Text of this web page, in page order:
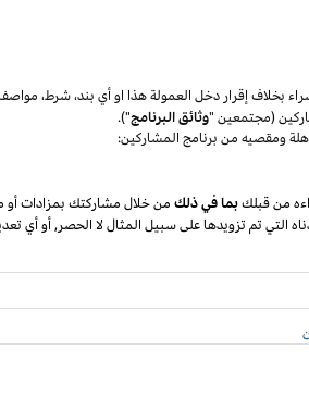
بخلاف إقرار دخل العمولة هذا او أي بند،شرط،
(مجتمعين "وثائق البرنامج").
ومقصيه من برنامج المشاركين:
من قبلكبما في ذلك من خلال مشاركتك بمزادات أو
التي تم تزويدها على سبيل المثال لا الحصر, أو أي